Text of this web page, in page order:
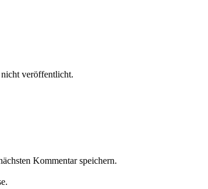
veröffentlicht.
Kommentar speichern.